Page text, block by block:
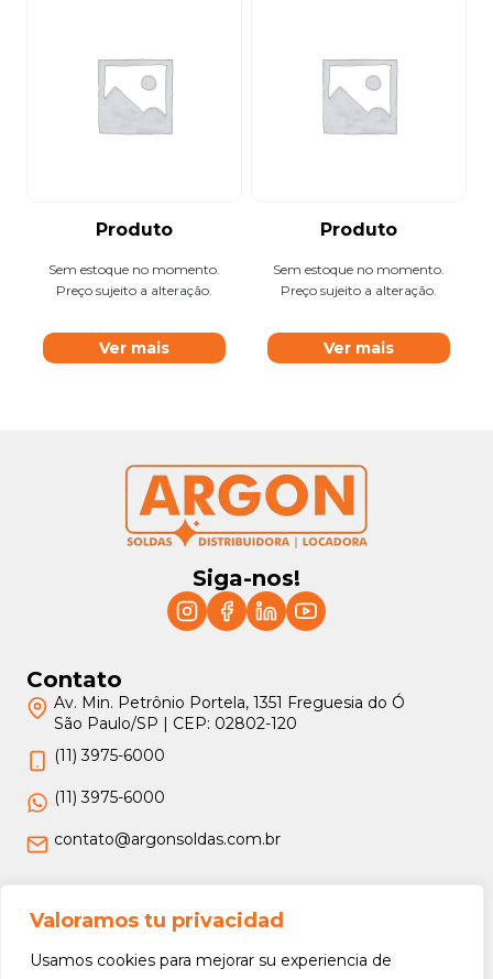
Valoramos tu privacidad
Usamos cookies para mejorar su experiencia de
Produto
Sem estoque no momento.
Preço sujeito a alteração.
Ver mais
Produto
Sem estoque no momento.
Preço sujeito a alteração.
Ver mais
Siga-nos!
Contato
Av. Min. Petrônio Portela, 1351 Freguesia do Ó
São Paulo/SP | CEP: 02802-120
(11) 3975-6000
(11) 3975-6000
contato@argonsoldas.com.br
Jurídico
Termos e Condições
Política de Privacidade